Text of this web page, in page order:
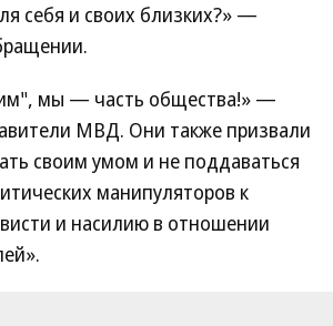
себя и своих близких?» —
мы — часть общества!» —
МВД. Они также призвали
своим умом и не поддаваться
манипуляторов к
и насилию в отношении